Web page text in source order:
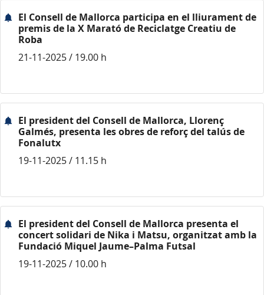
El Consell de Mallorca participa en el lliurament de
premis de la X Marató de Reciclatge Creatiu de
Roba
21-11-2025 / 19.00 h
El president del Consell de Mallorca, Llorenç
Galmés, presenta les obres de reforç del talús de
Fonalutx
19-11-2025 / 11.15 h
El president del Consell de Mallorca presenta el
concert solidari de Nika i Matsu, organitzat amb la
Fundació Miquel Jaume–Palma Futsal
19-11-2025 / 10.00 h